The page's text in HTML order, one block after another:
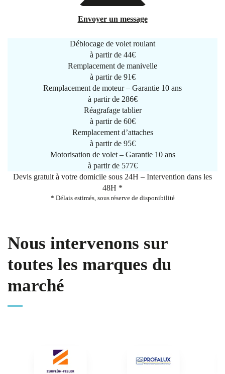
Envoyer un message
Déblocage de volet roulant
à partir de 44€
Remplacement de manivelle
à partir de 91€
Remplacement de moteur – Garantie 10 ans
à partir de 286€
Réagrafage tablier
à partir de 60€
Remplacement d’attaches
à partir de 95€
Motorisation de volet – Garantie 10 ans
à partir de 577€
Devis gratuit à votre domicile sous 24H – Intervention dans les
48H *
* Délais estimés, sous réserve de disponibilité
Nous intervenons sur
toutes les marques du
marché